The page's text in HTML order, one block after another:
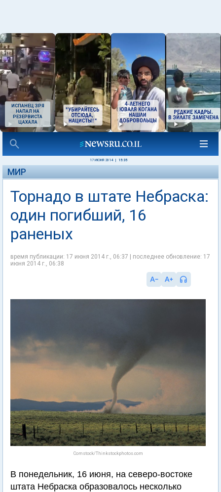
ИСПАНЕЦ ЗРЯ
НАПАЛ НА
РЕЗЕРВИСТА
ЦАХАЛА
17 ИЮНЯ 2014 15:35
МИР
Торнадо в штате Небраска:
один погибший, 16
раненых
время публикации: 17 июня 2014 г., 06:37 | последнее обновление: 17
июня 2014 г., 06:38
Comstock/Thinkstockphotos.com
В понедельник, 16 июня, на северо-востоке
штата Небраска образовалось несколько